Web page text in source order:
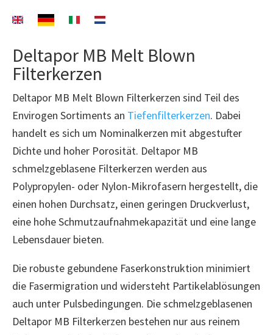
Deltapor MB Melt Blown
Filterkerzen
Deltapor MB Melt Blown Filterkerzen sind Teil des
Envirogen Sortiments an Tiefenfilterkerzen. Dabei
handelt es sich um Nominalkerzen mit abgestufter
Dichte und hoher Porosität. Deltapor MB
schmelzgeblasene Filterkerzen werden aus
Polypropylen- oder Nylon-Mikrofasern hergestellt, die
einen hohen Durchsatz, einen geringen Druckverlust,
eine hohe Schmutzaufnahmekapazität und eine lange
Lebensdauer bieten.
Die robuste gebundene Faserkonstruktion minimiert
die Fasermigration und widersteht Partikelablösungen
auch unter Pulsbedingungen. Die schmelzgeblasenen
Deltapor MB Filterkerzen bestehen nur aus reinem